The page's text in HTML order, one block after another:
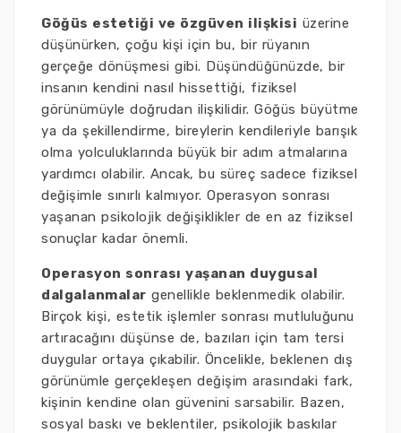
Göğüs estetiği ve özgüven ilişkisi üzerine
düşünürken, çoğu kişi için bu, bir rüyanın
gerçeğe dönüşmesi gibi. Düşündüğünüzde, bir
insanın kendini nasıl hissettiği, fiziksel
görünümüyle doğrudan ilişkilidir. Göğüs büyütme
ya da şekillendirme, bireylerin kendileriyle barışık
olma yolculuklarında büyük bir adım atmalarına
yardımcı olabilir. Ancak, bu süreç sadece fiziksel
değişimle sınırlı kalmıyor. Operasyon sonrası
yaşanan psikolojik değişiklikler de en az fiziksel
sonuçlar kadar önemli.
Operasyon sonrası yaşanan duygusal
dalgalanmalar genellikle beklenmedik olabilir.
Birçok kişi, estetik işlemler sonrası mutluluğunu
artıracağını düşünse de, bazıları için tam tersi
duygular ortaya çıkabilir. Öncelikle, beklenen dış
görünümle gerçekleşen değişim arasındaki fark,
kişinin kendine olan güvenini sarsabilir. Bazen,
sosyal baskı ve beklentiler, psikolojik baskılar